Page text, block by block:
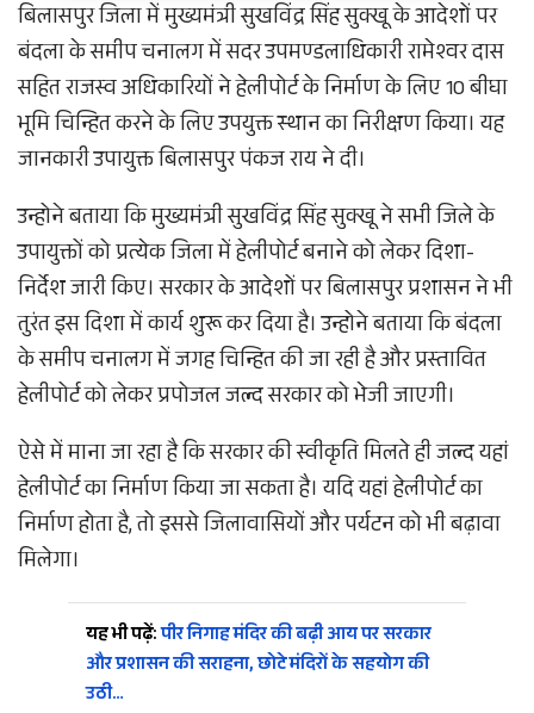
बिलासपुर जिला में मुख्यमंत्री सुखविंद्र सिंह सुक्खू के आदेशों पर
बंदला के समीप चनालग में सदर उपमण्डलाधिकारी रामेश्वर दास
सहित राजस्व अधिकारियों ने हेलीपोर्ट के निर्माण के लिए 10 बीघा
भूमि चिन्हित करने के लिए उपयुक्त स्थान का निरीक्षण किया। यह
जानकारी उपायुक्त बिलासपुर पंकज राय ने दी।
उन्होने बताया कि मुख्यमंत्री सुखविंद्र सिंह सुक्खू ने सभी जिले के
उपायुक्तों को प्रत्येक जिला में हेलीपोर्ट बनाने को लेकर दिशा-
निर्देश जारी किए। सरकार के आदेशों पर बिलासपुर प्रशासन ने भी
तुरंत इस दिशा में कार्य शुरू कर दिया है। उन्होने बताया कि बंदला
के समीप चनालग में जगह चिन्हित की जा रही है और प्रस्तावित
हेलीपोर्ट को लेकर प्रपोजल जल्द सरकार को भेजी जाएगी।
ऐसे में माना जा रहा है कि सरकार की स्वीकृति मिलते ही जल्द यहां
हेलीपोर्ट का निर्माण किया जा सकता है। यदि यहां हेलीपोर्ट का
निर्माण होता है, तो इससे जिलावासियों और पर्यटन को भी बढ़ावा
मिलेगा।
यह भी पढ़ें:पीर निगाह मंदिर की बढ़ी आय पर सरकार
और प्रशासन की सराहना, छोटे मंदिरों के सहयोग की
उठी…